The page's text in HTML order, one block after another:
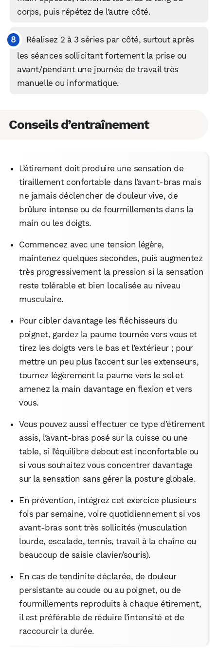
corps, puis répétez de l’autre côté.​
Réalisez 2 à 3 séries par côté, surtout après
les séances sollicitant fortement la prise ou
avant/pendant une journée de travail très
manuelle ou informatique.
Conseils d’entraînement
L’étirement doit produire une sensation de
tiraillement confortable dans l’avant‑bras mais
ne jamais déclencher de douleur vive, de
brûlure intense ou de fourmillements dans la
main ou les doigts.​
Commencez avec une tension légère,
maintenez quelques secondes, puis augmentez
très progressivement la pression si la sensation
reste tolérable et bien localisée au niveau
musculaire.​
Pour cibler davantage les fléchisseurs du
poignet, gardez la paume tournée vers vous et
tirez les doigts vers le bas et l’extérieur ; pour
mettre un peu plus l’accent sur les extenseurs,
tournez légèrement la paume vers le sol et
amenez la main davantage en flexion et vers
vous.​
Vous pouvez aussi effectuer ce type d’étirement
assis, l’avant‑bras posé sur la cuisse ou une
table, si l’équilibre debout est inconfortable ou
si vous souhaitez vous concentrer davantage
sur la sensation sans gérer la posture globale.​
En prévention, intégrez cet exercice plusieurs
fois par semaine, voire quotidiennement si vos
avant‑bras sont très sollicités (musculation
lourde, escalade, tennis, travail à la chaîne ou
beaucoup de saisie clavier/souris).
En cas de tendinite déclarée, de douleur
persistante au coude ou au poignet, ou de
fourmillements reproduits à chaque étirement,
il est préférable de réduire l’intensité et de
raccourcir la durée.
Facebook X LinkedIn